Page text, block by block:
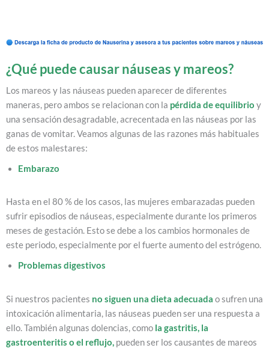
¿Qué puede causar náuseas y mareos?
Los mareos y las náuseas pueden aparecer de diferentes
maneras, pero ambos se relacionan con la pérdida de equilibrio y
una sensación desagradable, acrecentada en las náuseas por las
ganas de vomitar. Veamos algunas de las razones más habituales
de estos malestares:
Embarazo
Hasta en el 80 % de los casos, las mujeres embarazadas pueden
sufrir episodios de náuseas, especialmente durante los primeros
meses de gestación. Esto se debe a los cambios hormonales de
este periodo, especialmente por el fuerte aumento del estrógeno.
Problemas digestivos
Si nuestros pacientes no siguen una dieta adecuada o sufren una
intoxicación alimentaria, las náuseas pueden ser una respuesta a
ello. También algunas dolencias, como la gastritis, la
gastroenteritis o el reflujo, pueden ser los causantes de mareos